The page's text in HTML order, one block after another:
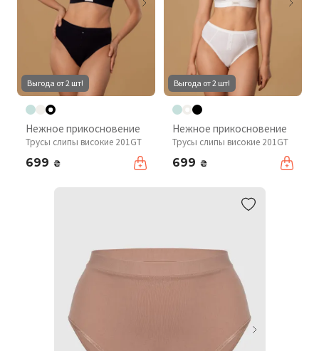
Выгода от 2 шт!
Нежное прикосновение
Трусы слипы високие 201GT
699 ₴
Выгода от 2 шт!
Нежное прикосновение
Трусы слипы високие 201GT
699 ₴